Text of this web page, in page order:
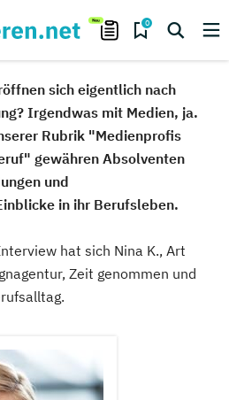
0
sich eigentlich nach
Irgendwas mit Medien, ja.
Rubrik "Medienprofis
gewähren Absolventen
und
in ihr Berufsleben.
hat sich Nina K., Art
Zeit genommen und